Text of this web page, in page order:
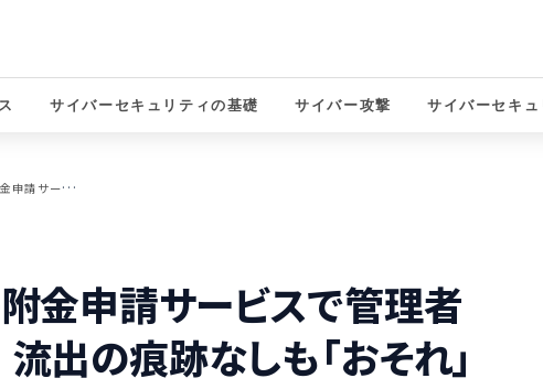
サイバーセキュリティの基礎 サイバー攻撃 サイバーセキ
シ
ーエーシー 寄附金申請サービスで管理者権限を不正使用 流出の痕跡なしも「おそれ」として報告
金申請サービスで管理者
の痕跡なしも「おそれ」